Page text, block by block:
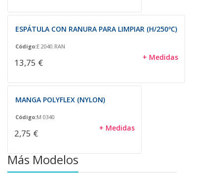
ESPÁTULA CON RANURA PARA LIMPIAR (H/250ºC)
Código:E 2040.RAN
13,75 € + Medidas
MANGA POLYFLEX (NYLON)
Código:M 0340
2,75 € + Medidas
Más Modelos